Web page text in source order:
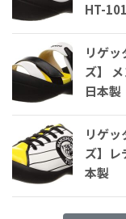
HT-101
リゲ
ズ】
日本製
リゲ
ズ】レ
本製